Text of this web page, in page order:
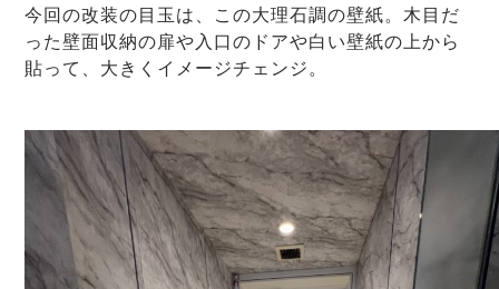
今回の改装の目玉は、この大理石調の壁紙。木目だ
った壁面収納の扉や入口のドアや白い壁紙の上から
貼って、大きくイメージチェンジ。